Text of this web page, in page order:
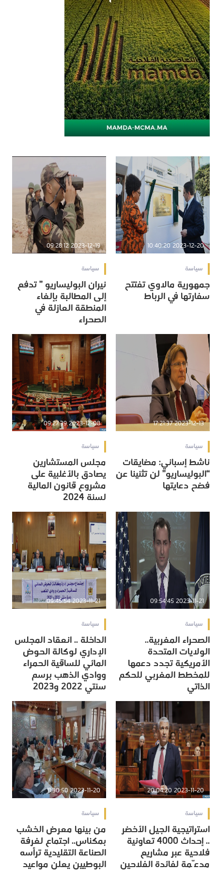
2023-12-20 10:40:20
سياسة
جمهورية مالاوي تفتتح
سفارتها في الرباط
2023-12-19 09:28:12
سياسة
نيران البوليساريو ” تدفع
إلى المطالبة بإلغاء
المنطقة العازلة في
الصحراء
2023-12-13 17:21:37
سياسة
ناشط إسباني: مضايقات
“البوليساريو” لن تثنينا عن
فضح دعايتها
2023-12-08 09:27:39
سياسة
مجلس المستشارين
يصادق بالأغلبية على
مشروع قانون المالية
لسنة 2024
2023-11-21 09:54:45
سياسة
الصحراء المغربية..
الولايات المتحدة
الأمريكية تجدد دعمها
للمخطط المغربي للحكم
الذاتي
2023-11-21 09:45:54
سياسة
الداخلة .. انعقاد المجلس
الإداري لوكالة الحوض
المائي للساقية الحمراء
ووادي الذهب برسم
سنتي 2022 و2023
2023-11-20 20:04:20
سياسة
استراتيجية الجيل الأخضر
.. إحداث 4000 تعاونية
فلاحية عبر مشاريع
مدعّمة لفائدة الفلاحين
2023-11-20 11:30:50
سياسة
من بينها معرض الخشب
بمكناس.. اجتماع لغرفة
الصناعة التقليدية ترأسه
البوطيين يعلن مواعيد